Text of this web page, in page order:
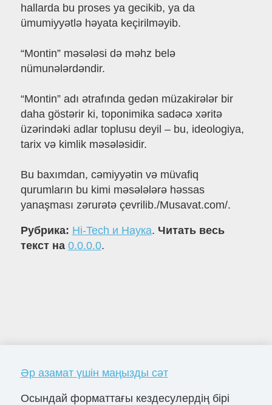
hallarda bu proses ya gecikib, ya da
ümumiyyətlə həyata keçirilməyib.
“Montin” məsələsi də məhz belə
nümunələrdəndir.
“Montin” adı ətrafında gedən müzakirələr bir
daha göstərir ki, toponimika sadəcə xəritə
üzərindəki adlar toplusu deyil – bu, ideologiya,
tarix və kimlik məsələsidir.
Bu baxımdan, cəmiyyətin və müvafiq
qurumların bu kimi məsələlərə həssas
yanaşması zərurətə çevrilib./Musavat.com/.
Рубрика: Hi-Tech и Наука. Читать весь
текст на 0.0.0.0.
Әр азамат үшін маңызды сәт
Осындай форматтағы кездесулердің бірі